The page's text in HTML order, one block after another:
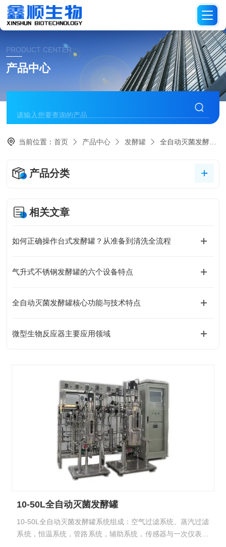
PRODUCT CENTER
产品中心
当前位置：首页 产品中心 发酵罐 全自动灭菌发酵系统
产品分类
相关文章
如何正确操作台式发酵罐？从准备到清洗全流程
气升式不锈钢发酵罐的六个设备特点
全自动灭菌发酵罐核心功能与技术特点
微型生物反应器主要应用领域
10-50L全自动灭菌发酵罐
10-50L全自动灭菌发酵罐系统组成：空气过滤系统、蒸汽过滤
系统，恒温系统，管路系统，辅助系统，传感器与一次仪表系